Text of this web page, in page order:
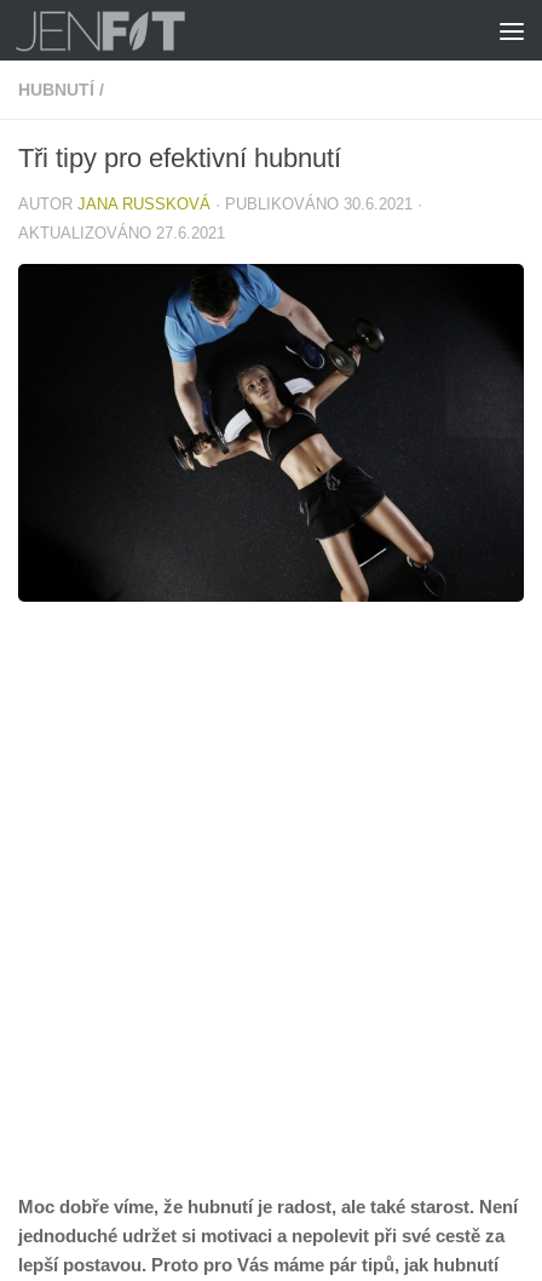
Skip to content
HUBNUTÍ /
Tři tipy pro efektivní hubnutí
AUTOR JANA RUSSKOVÁ · PUBLIKOVÁNO 30.6.2021 ·
AKTUALIZOVÁNO 27.6.2021
Moc dobře víme, že hubnutí je radost, ale také starost. Není
jednoduché udržet si motivaci a nepolevit při své cestě za
lepší postavou. Proto pro Vás máme pár tipů, jak hubnutí